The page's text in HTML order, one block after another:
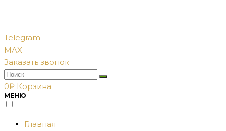
Telegram
MAX
Заказать звонок
0₽ Корзина
МЕНЮ
Главная